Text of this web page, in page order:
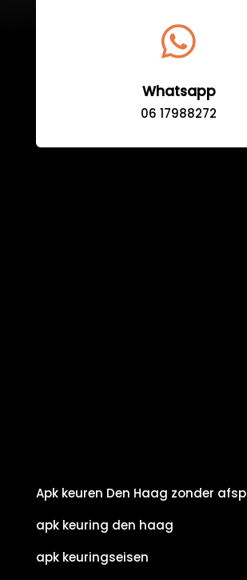

Whatsapp
06 17988272
Apk keuren Den Haag zonder
apk keuring den haag
apk keuringseisen